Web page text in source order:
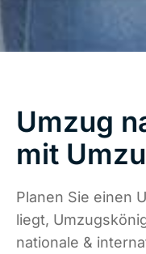
Umzug
mit
Planen Sie einen
liegt,
nationale &